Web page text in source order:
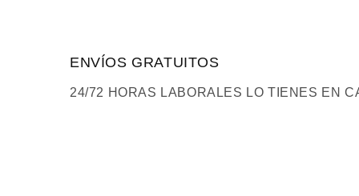
ENVÍOS GRATUITOS
24/72 HORAS LABORALES LO TIENES EN